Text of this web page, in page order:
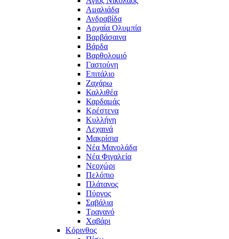
Αμαλιάδα
Ανδραβίδα
Αρχαία Ολυμπία
Βαρβάσαινα
Βάρδα
Βαρθολομιό
Γαστούνη
Επιτάλιο
Ζαχάρω
Καλλιθέα
Καρδαμάς
Κρέστενα
Κυλλήνη
Λεχαινά
Μακρίσια
Νέα Μανολάδα
Νέα Φιγαλεία
Νεοχώρι
Πελόπιο
Πλάτανος
Πύργος
Σαβάλια
Τραγανό
Χαβάρι
Κόρινθος